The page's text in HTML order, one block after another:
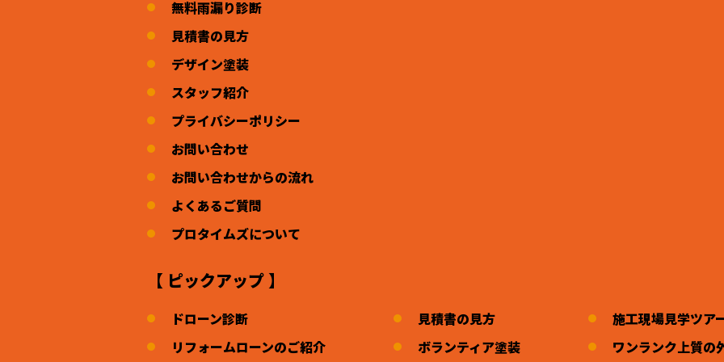
無料雨漏り診断
見積書の見方
デザイン塗装
スタッフ紹介
プライバシーポリシー
お問い合わせ
お問い合わせからの流れ
よくあるご質問
プロタイムズについて
【 ピックアップ 】
ドローン診断
リフォームローンのご紹介
見積書の見方
ボランティア塗装
施工現場見学ツア
ワンランク上質の